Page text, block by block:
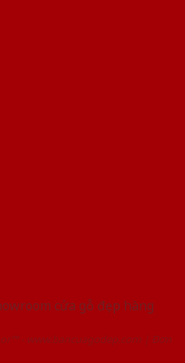
cửa gỗ đẹp hàng
- www.bancuagodep.com | Đơn